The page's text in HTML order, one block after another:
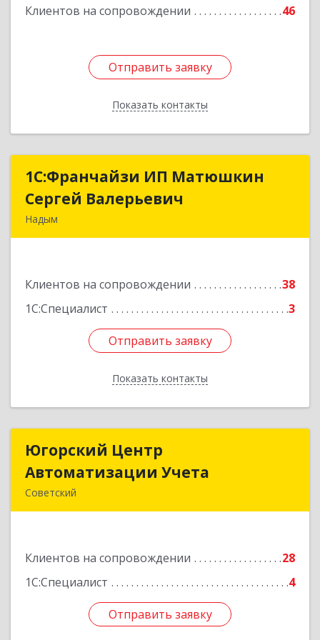
Клиентов на сопровождении 46
Отправить заявку
Показать контакты
Отправить заявку
Назад
1С:Франчайзи ИП Матюшкин
Сергей Валерьевич
Надым
Клиентов на сопровождении
38
1С:Специалист
3
Отправить заявку
Показать контакты
1С:Франчайзи ИП Матюшкин
Сергей Валерьевич
Подробнее
Отправить заявку
Назад
Югорский Центр
Автоматизации Учета
Советский
Клиентов на сопровождении
28
1С:Специалист
4
Отправить заявку
Югорский Центр
Автоматизации Учета
Подробнее
Отправить заявку